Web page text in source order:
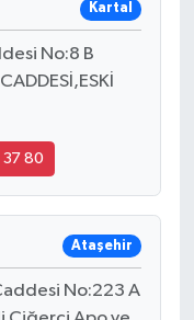
Kartal
No:8 B
37 80
Ataşehir
No:223 A